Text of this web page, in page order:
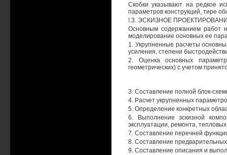
Скобки указывают на редкое
параметров конструкций, тире
!.3. ЭСКИЗНОЕ
Основным содержанием работ
моделирование основных ее
1. Укрупненные расчеты
усиления, степени
2. Оценка основных
геометрических) с учетом
3. Составление полной блок-
4. Расчет укрупненных
5. Определение конкретных
6. Выполнение эскизной
эксплуатации, ремонта,
7. Составление перечней
8. Составление
9. Составление описания и